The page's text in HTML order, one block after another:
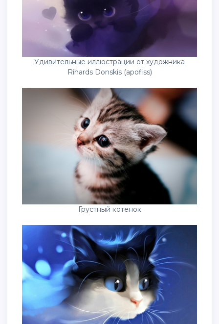
Удивительные иллюстрации от художника
Rihards Donskis (apofiss)
Грустный котенок